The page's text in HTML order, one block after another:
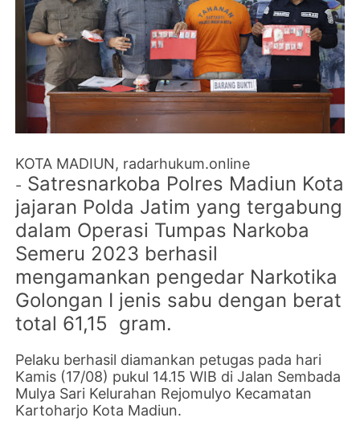
KOTA MADIUN, radarhukum.online
- Satresnarkoba Polres Madiun Kota
jajaran Polda Jatim yang tergabung
dalam Operasi Tumpas Narkoba
Semeru 2023 berhasil
mengamankan pengedar Narkotika
Golongan I jenis sabu dengan berat
total 61,15 gram.
Pelaku berhasil diamankan petugas pada hari
Kamis (17/08) pukul 14.15 WIB di Jalan Sembada
Mulya Sari Kelurahan Rejomulyo Kecamatan
Kartoharjo Kota Madiun.